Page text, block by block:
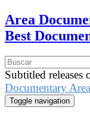
Area
Best
Subtitled releases
Documentary Area
Toggle navigation